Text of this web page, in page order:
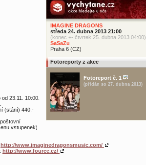
IMAGINE DRAGONS
středa 24. dubna 2013 21:00
(konec +- čtvrtek 25. dubna 2013 04:00)
SaSaZu
Praha 6 (CZ)
Fotoreporty z akce
Fotoreport č. 1
(přidán so 27. dubna 2013)
23.11. 10:00.
(stání) 440.-
vstupenek)
http://www.imaginedragonsmusic.com/
http://www.fource.cz/